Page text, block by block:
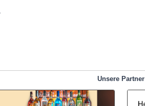
Unsere Partner